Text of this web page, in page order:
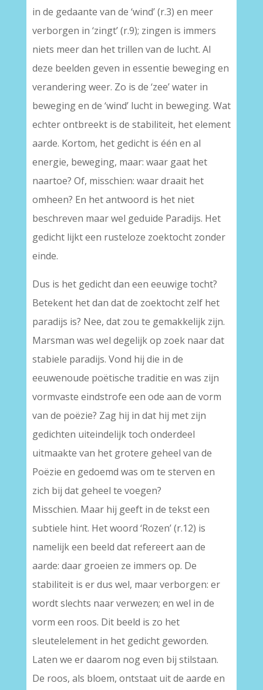
in de gedaante van de ‘wind’ (r.3) en meer
verborgen in ‘zingt’ (r.9); zingen is immers
niets meer dan het trillen van de lucht. Al
deze beelden geven in essentie beweging en
verandering weer. Zo is de ‘zee’ water in
beweging en de ‘wind’ lucht in beweging. Wat
echter ontbreekt is de stabiliteit, het element
aarde. Kortom, het gedicht is één en al
energie, beweging, maar: waar gaat het
naartoe? Of, misschien: waar draait het
omheen? En het antwoord is het niet
beschreven maar wel geduide Paradijs. Het
gedicht lijkt een rusteloze zoektocht zonder
einde.
Dus is het gedicht dan een eeuwige tocht?
Betekent het dan dat de zoektocht zelf het
paradijs is? Nee, dat zou te gemakkelijk zijn.
Marsman was wel degelijk op zoek naar dat
stabiele paradijs. Vond hij die in de
eeuwenoude poëtische traditie en was zijn
vormvaste eindstrofe een ode aan de vorm
van de poëzie? Zag hij in dat hij met zijn
gedichten uiteindelijk toch onderdeel
uitmaakte van het grotere geheel van de
Poëzie en gedoemd was om te sterven en
zich bij dat geheel te voegen?
Misschien. Maar hij geeft in de tekst een
subtiele hint. Het woord ‘Rozen’ (r.12) is
namelijk een beeld dat refereert aan de
aarde: daar groeien ze immers op. De
stabiliteit is er dus wel, maar verborgen: er
wordt slechts naar verwezen; en wel in de
vorm een roos. Dit beeld is zo het
sleutelelement in het gedicht geworden.
Laten we er daarom nog even bij stilstaan.
De roos, als bloem, ontstaat uit de aarde en